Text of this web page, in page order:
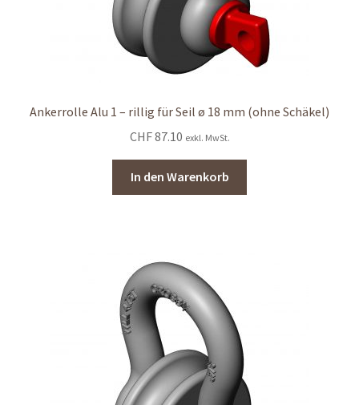
Ankerrolle Alu 1 – rillig für Seil ø 18 mm (ohne Schäkel)
CHF87.10 exkl. MwSt.
In den Warenkorb